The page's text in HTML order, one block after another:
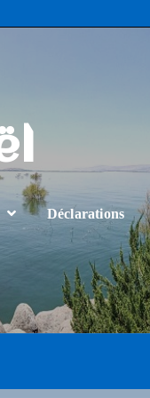
Déclarations